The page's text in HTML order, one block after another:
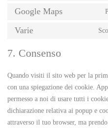
Google Maps
Varie
7. Consenso
Quando visiti il sito web per la
con una spiegazione dei cookie.
permesso a noi di usare tutti i
dichiarazione relativa ai popup e
attraverso il tuo browser, ma